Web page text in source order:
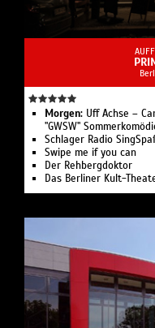
Morgen: Uff Achse –
"GWSW"
Schlager Radio
Swipe me if you can
Der Rehbergdoktor
Das Berliner Kult-